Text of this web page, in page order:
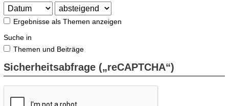
Ergebnisse als Themen anzeigen
Suche in
Themen und Beiträge
Sicherheitsabfrage („reCAPTCHA“)